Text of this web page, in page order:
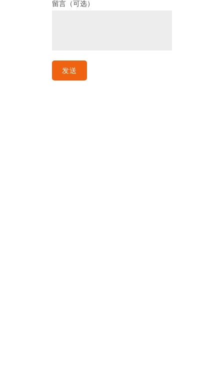
留言（可选）
Por favor, deja este campo vacío.